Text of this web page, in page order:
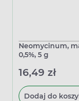
Neomycinum,
0,5%, 5 g
16,49 zł
Dodaj do